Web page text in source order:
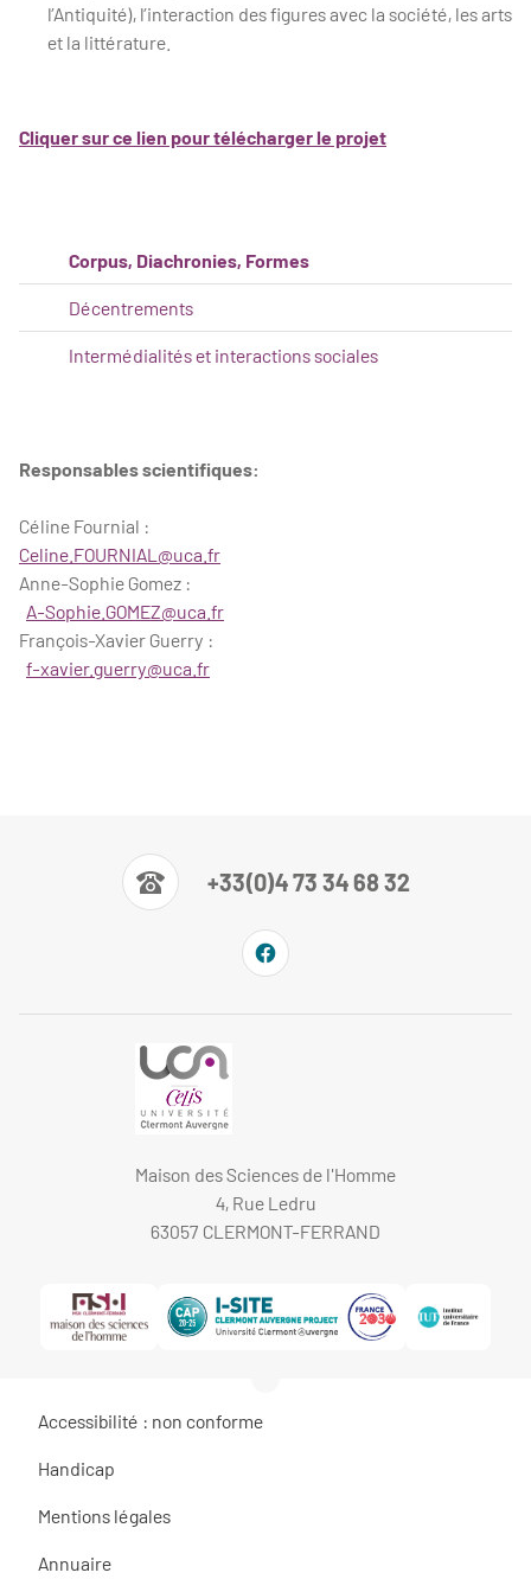
l’Antiquité), l’interaction des figures avec la société, les arts
et la littérature.
Cliquer sur ce lien pour télécharger le projet
Corpus, Diachronies, Formes
Décentrements
Intermédialités et interactions sociales
Responsables scientifiques:
Céline Fournial :
Celine.FOURNIAL@uca.fr
Anne-Sophie Gomez :
A-Sophie.GOMEZ@uca.fr
François-Xavier Guerry :
f-xavier.guerry@uca.fr
+33(0)4 73 34 68 32
Maison des Sciences de l'Homme
4, Rue Ledru
63057 CLERMONT-FERRAND
Accessibilité : non conforme
Handicap
Mentions légales
Annuaire